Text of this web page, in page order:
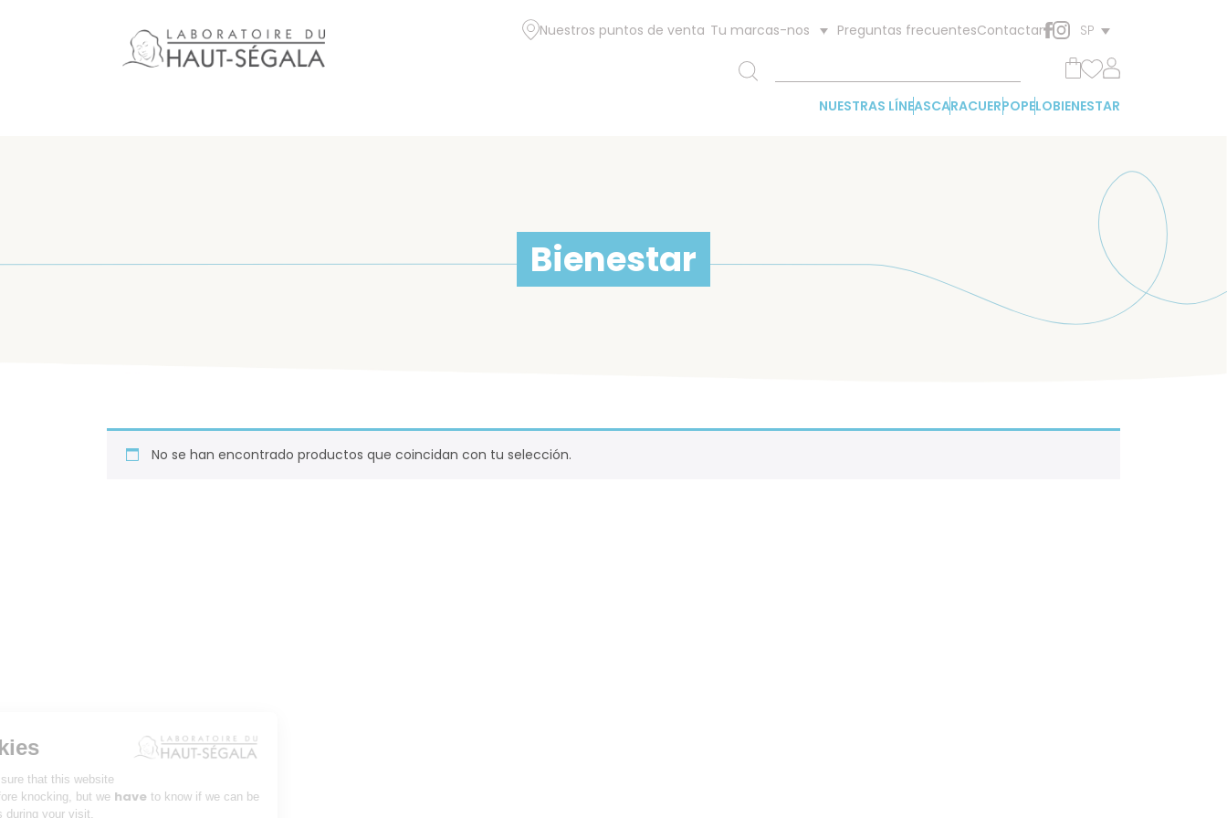
Nuestros puntos de venta Tu marcas-nos Preguntas frecuentesContactar SP
NUESTRAS LÍNEASCARACUERPOPELOBIENESTAR
Bienestar
No se han encontrado productos que coincidan con tu selección.
Our cookies
We waited to be sure that this website
interests you before knocking, but wehaveto know if we can be
your companions during your visit.